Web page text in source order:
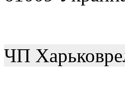
ЧП